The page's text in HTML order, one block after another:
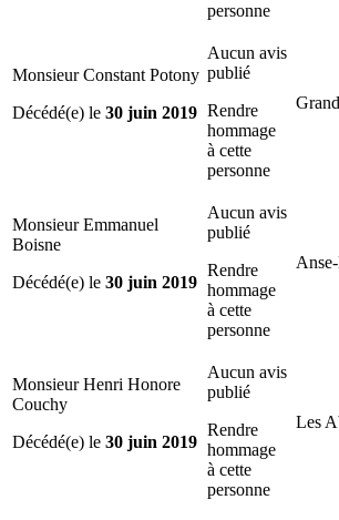
personne
Monsieur Constant Potony
Décédé(e) le 30 juin 2019
Aucun avis
publié
Rendre
hommage
à cette
personne
Monsieur Emmanuel
Boisne
Décédé(e) le 30 juin 2019
Aucun avis
publié
Rendre
hommage
à cette
personne
Monsieur Henri Honore
Couchy
Décédé(e) le 30 juin 2019
Aucun avis
publié
Rendre
hommage
à cette
personne
Les